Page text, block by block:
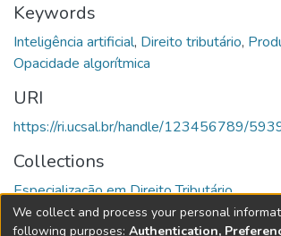
Keywords
Inteligência artificial, Direito tributário,
Opacidade algorítmica
URI
https://ri.ucsal.br/handle/123456789/
Collections
Especialização em Direito Tributário
Full item page
We collect and process your personal
following purposes: Authentication,